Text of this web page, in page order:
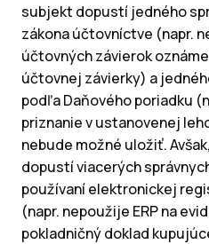
subjekt dopustí jedného
zákona účtovníctve (napr.
účtovných závierok
účtovnej závierky) a
podľa Daňového poriadku
priznanie v ustanovenej
nebude možné uložiť.
dopustí viacerých
používaní elektronickej
(napr. nepoužije ERP na
pokladničný doklad